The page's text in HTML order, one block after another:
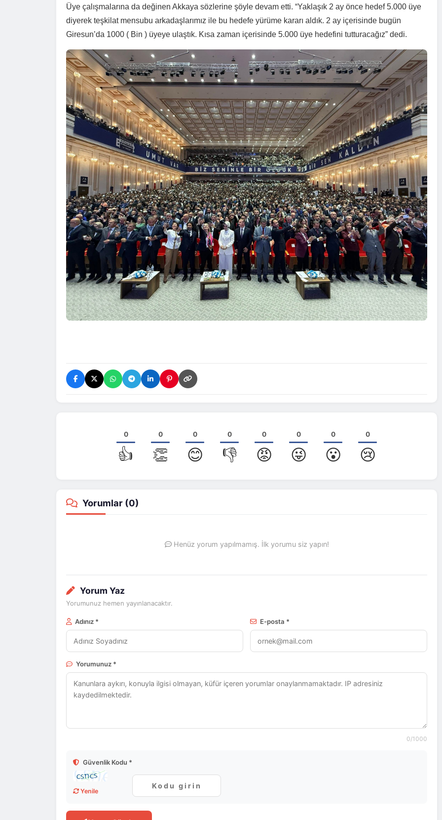
Üye çalışmalarına da değinen Akkaya sözlerine şöyle devam etti. “Yaklaşık 2 ay önce hedef 5.000 üye
diyerek teşkilat mensubu arkadaşlarımız ile bu hedefe yürüme kararı aldık. 2 ay içerisinde bugün
Giresun’da 1000 ( Bin ) üyeye ulaştık. Kısa zaman içerisinde 5.000 üye hedefini tutturacağız” dedi.
0
👍
0
👏
0
😊
0
👎
0
😡
0
😜
0
😮
0
😢
Yorumlar (0)
Henüz yorum yapılmamış. İlk yorumu siz yapın!
Yorum Yaz
Yorumunuz hemen yayınlanacaktır.
Adınız * E-posta *
Yorumunuz *
0/1000
Güvenlik Kodu *
Yenile
Turhan Demir
2026-06-22 Aydındere
Mehmet Yılmaz
2026-03-28